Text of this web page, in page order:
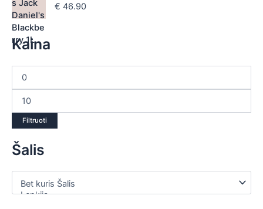
€ 46.90
Kaina
Filtruoti
Šalis